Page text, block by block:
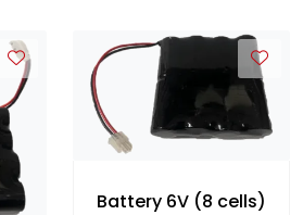
Battery 6V (8 cells)